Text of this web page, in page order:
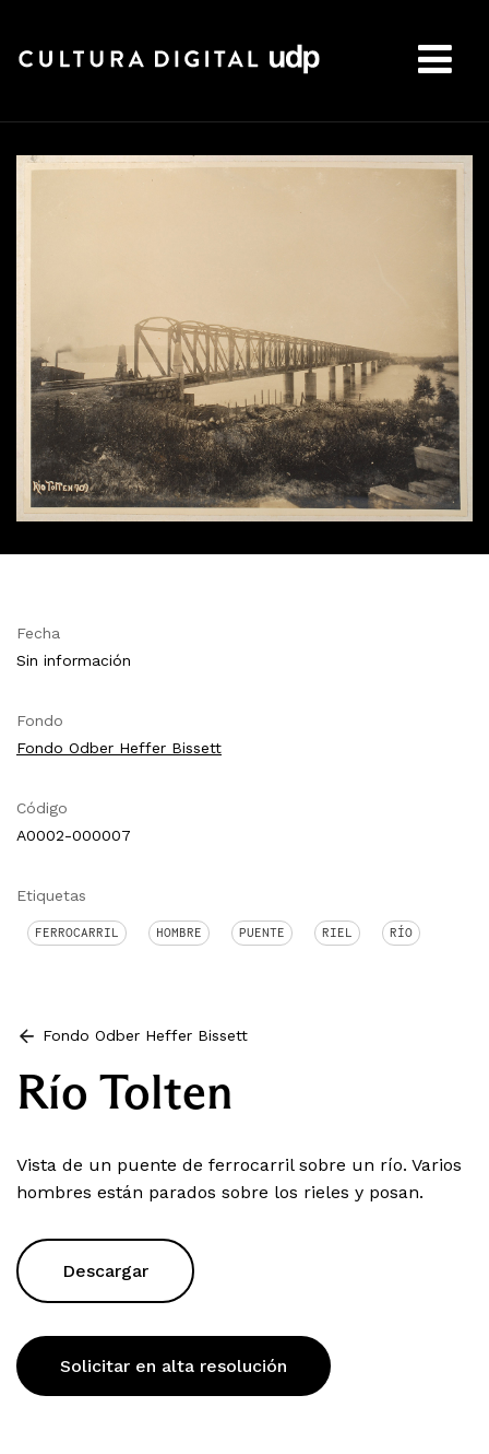
Fecha
Sin información
Fondo
Fondo Odber Heffer Bissett
Código
A0002-000007
Etiquetas
FERROCARRIL HOMBRE PUENTE RIEL RÍO
Fondo Odber Heffer Bissett
Río Tolten
Vista de un puente de ferrocarril sobre un río. Varios
hombres están parados sobre los rieles y posan.
Descargar
Solicitar en alta resolución